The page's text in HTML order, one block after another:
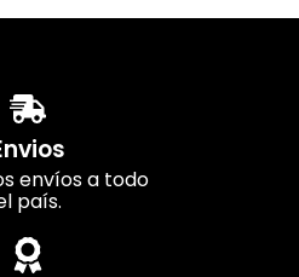
envíos a todo
país.